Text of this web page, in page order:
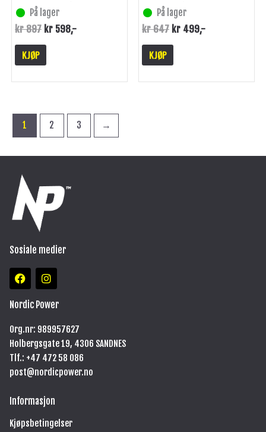
På lager
kr897 kr 598,-
KJØP
På lager
kr647 kr 499,-
KJØP
1 2 3 →
Sosiale medier
F
a
e
o
o
k
I
n
t
g
r
a
m
Nordic Power
Org.nr: 989957627
Holbergsgate 19, 4306 SANDNES
Tlf.: +47 472 58 086
post@nordicpower.no
Informasjon
Kjøpsbetingelser